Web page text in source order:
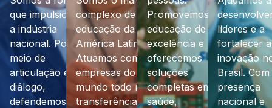
1
que impulsiona
a indústria
nacional. Por
meio de
articulação e
diálogo,
defendemos
Projeções
para a
economia
em 2026
Para sua
empresa
Acesso a
crédito
complexo de
educação da
América Latina.
Atuamos com
empresas do
mundo todo na
transferência de
Cursos de
acordo
com seu
objetivo
Para sua
empresa
Inovação e
tecnologia
Promovemos
educação de
excelência e
oferecemos
soluções
completas em
saúde,
Para sua
empresa
Vacinação
contra
gripe
ASSTI
líderes e a
fortalecer a
inovação
Brasil. Com
presença
nacional e